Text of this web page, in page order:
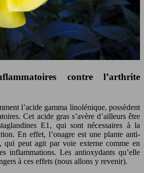
contre l’arthrite
l’acide gamma linolénique, possèdent
Cet acide gras s’avère d’ailleurs être
E1, qui sont nécessaires à la
En effet, l’onagre est une plante anti-
qui peut agit par voie externe comme en
inflammations. Les antioxydants qu’elle
à ces effets (nous allons y revenir).